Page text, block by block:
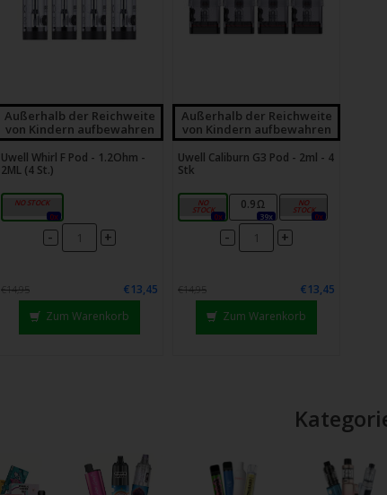
Außerhalb der Reichweite
von Kindern aufbewahren
Uwell Whirl F Pod - 1.2Ohm -
2ML (4 St.)
1.2Ω Mesh
0x
- +
€14,95
€13,45
Zum Warenkorb
Außerhalb der Reichweite
von Kindern aufbewahren
Uwell Caliburn G3 Pod - 2ml - 4
Stk
0.6Ω
0x
0.9Ω
39x
1.2Ω
0x
- +
€14,95
€13,45
Zum Warenkorb